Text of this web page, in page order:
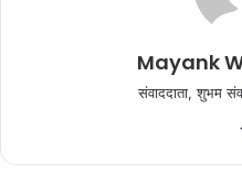
Mayank
संवाददाता, शुभम